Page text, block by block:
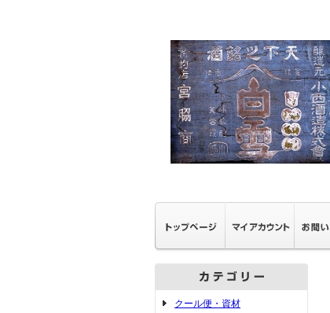
クール便・資材